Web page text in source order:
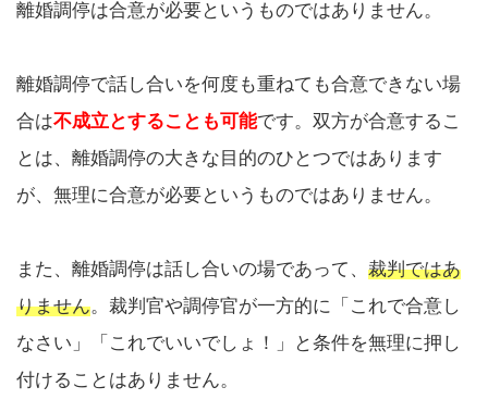
離婚調停は合意が必要というものではありません。
離婚調停で話し合いを何度も重ねても合意できない場
合は不成立とすることも可能です。双方が合意するこ
とは、離婚調停の大きな目的のひとつではあります
が、無理に合意が必要というものではありません。
また、離婚調停は話し合いの場であって、 裁判ではあ
りません。裁判官や調停官が一方的に「これで合意し
なさい」「これでいいでしょ！」と条件を無理に押し
付けることはありません。